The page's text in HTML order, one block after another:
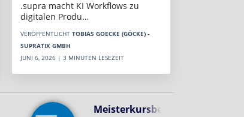
.supra macht KI Workflows zu
digitalen Produ…
VERÖFFENTLICHT TOBIAS GOECKE (GÖCKE) -
SUPRATIX GMBH
JUNI 6, 2026 | 3 MINUTEN LESEZEIT
Meisterkursbegl…